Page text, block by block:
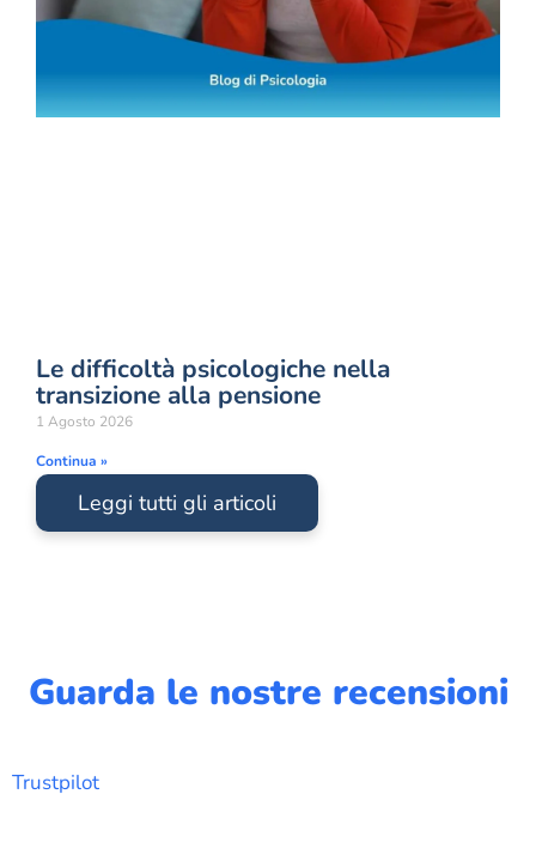
Le difficoltà psicologiche nella
transizione alla pensione
1 Agosto 2026
Continua »
Leggi tutti gli articoli
Guarda le nostre recensioni
Trustpilot